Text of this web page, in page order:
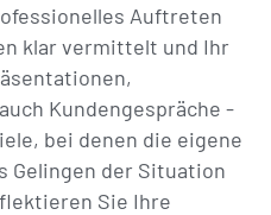
Auftreten
klar vermittelt und Ihr
Kundengespräche -
bei denen die eigene
Gelingen der Situation
Sie Ihre